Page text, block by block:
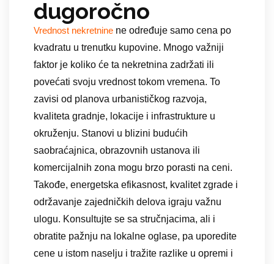
dugoročno
Vrednost nekretnine ne određuje samo cena po
kvadratu u trenutku kupovine. Mnogo važniji
faktor je koliko će ta nekretnina zadržati ili
povećati svoju vrednost tokom vremena. To
zavisi od planova urbanističkog razvoja,
kvaliteta gradnje, lokacije i infrastrukture u
okruženju. Stanovi u blizini budućih
saobraćajnica, obrazovnih ustanova ili
komercijalnih zona mogu brzo porasti na ceni.
Takođe, energetska efikasnost, kvalitet zgrade i
održavanje zajedničkih delova igraju važnu
ulogu. Konsultujte se sa stručnjacima, ali i
obratite pažnju na lokalne oglase, pa uporedite
cene u istom naselju i tražite razlike u opremi i